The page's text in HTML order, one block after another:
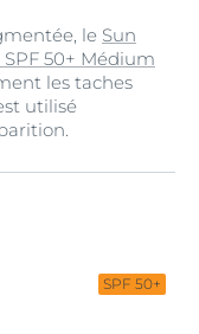
le Sun
50+ Médium
les taches
utilisé
SPF 50+